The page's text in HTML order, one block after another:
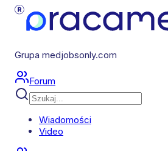
Grupa medjobsonly.com
Forum
Wiadomości
Video